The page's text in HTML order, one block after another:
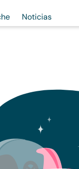
Noticias